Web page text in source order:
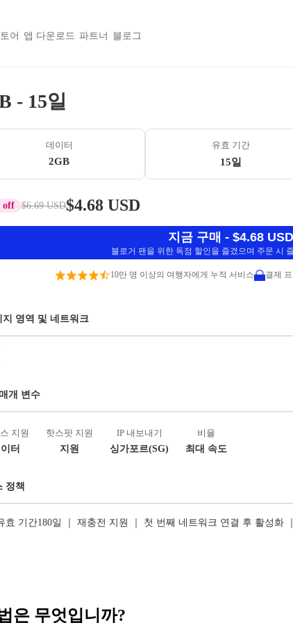
어 앱 다운로드 파트너 블로그
- 15일
데이터
2GB
유효 기간
15일
off $6.69 USD$4.68 USD
지금 구매 - $4.68 USD
블로거 팬을 위한 독점 할인을 즐겼으며 주문 시
10만 명 이상의 여행자에게 누적 서비스 결제
지 영역 및 네트워크
개 변수
지원
터
핫스팟 지원
지원
IP 내보내기
싱가포르(SG)
비율
최대 속도
정책
효 기간180일 ｜ 재충전 지원 ｜ 첫 번째 네트워크 연결 후 활성화
은 무엇입니까?